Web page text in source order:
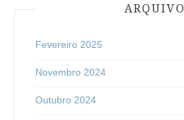
ARQUIVO
Fevereiro 2025
Novembro 2024
Outubro 2024